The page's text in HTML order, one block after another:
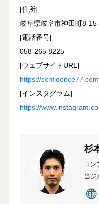
[住所]
岐阜県岐阜市神田町8-
[電話番号]
058-265-8225
[ウェブサイトURL]
https://confidence77.com
[インスタグラム]
https://
杉
コン
当ジ
レ
い